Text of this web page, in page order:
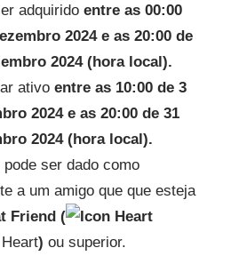
adquirido entre as 00:00
2024 e as 20:00 de
2024 (hora local).
ativo entre as 10:00 de 3
2024 e as 20:00 de 31
2024 (hora local).
pode ser dado como
a um amigo que que esteja
Friend (
) ou superior.